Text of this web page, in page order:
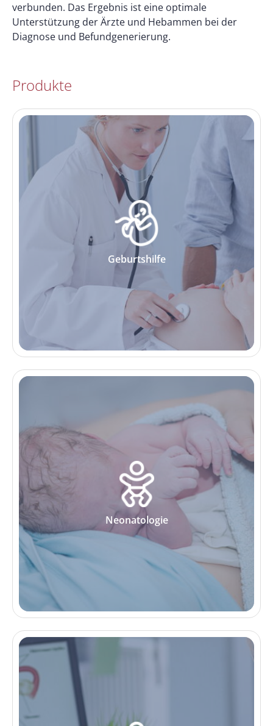
verbunden. Das Ergebnis ist eine optimale
Unterstützung der Ärzte und Hebammen bei der
Diagnose und Befundgenerierung.
Produkte
Geburtshilfe
Neonatologie